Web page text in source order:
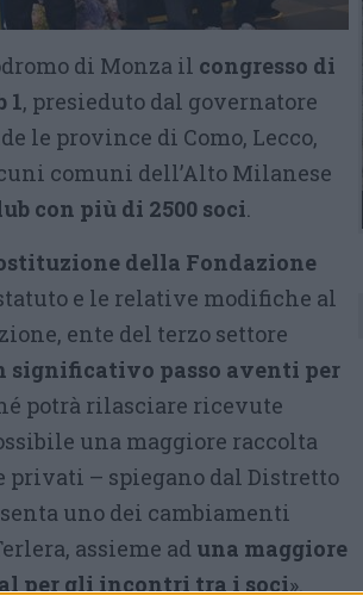
di Monza il congresso di
1, presieduto dal governatore
le province di Como, Lecco,
comuni dell’Alto Milanese
con più di 2500 soci.
della Fondazione
e le relative modifiche al
ente del terzo settore
significativo passo aventi per
potrà rilasciare ricevute
una maggiore raccolta
privati – spiegano dal Distretto
uno dei cambiamenti
assieme ad una maggiore
per gli incontri tra i soci».